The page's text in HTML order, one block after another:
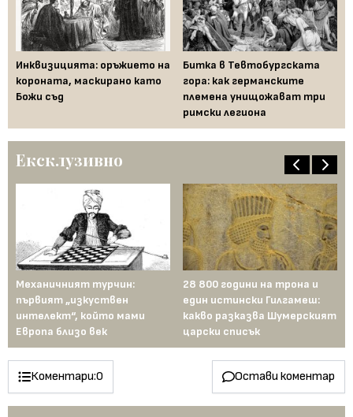
Инквизицията: оръжието на
короната, маскирано като
Божи съд
Битка в Тевтобургската
гора: как германските
племена унищожават три
римски легиона
Ексклузивно
Механичният турчин:
първият „изкуствен
интелект“, който мами
Европа близо век
28 800 години на трона и
един истински Гилгамеш:
какво разказва Шумерският
царски списък
Коментари:0 Остави коментар